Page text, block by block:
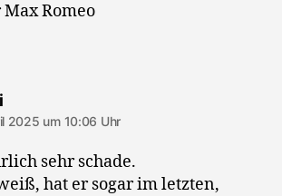
Romeo
sagt:
2025 um 10:06 Uhr
sehr schade.
hat er sogar im letzten,